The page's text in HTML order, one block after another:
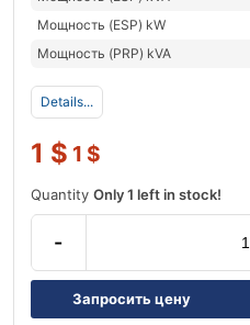
Мощность (ESP) kW
Мощность (PRP) kVA
Details...
1 $ 1 $
Quantity Only 1 left in stock!
-
Запросить цену